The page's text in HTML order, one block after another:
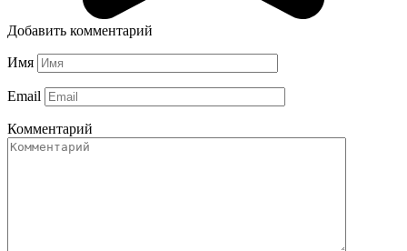
Добавить комментарий
Имя
Email
Комментарий